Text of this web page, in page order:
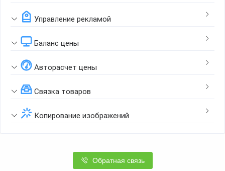
Управление рекламой
Баланс цены
Авторасчет цены
Связка товаров
Копирование изображений
Обратная связь